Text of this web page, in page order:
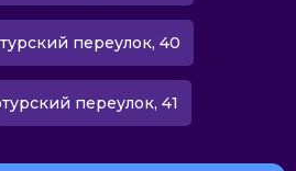
переулок, 40
переулок, 41